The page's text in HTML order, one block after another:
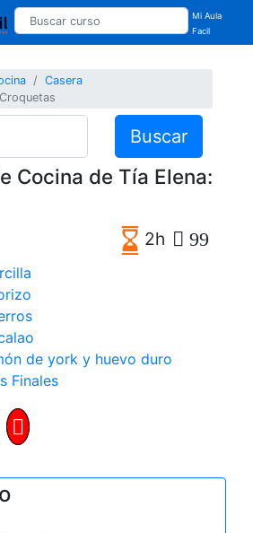
Mi Aula
Facil
Casera
Buscar
Cocina de Tía Elena:
2h 99
de york y huevo duro
Finales